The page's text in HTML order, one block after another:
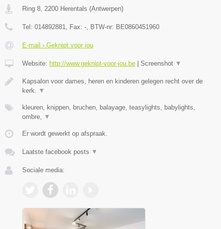
Ring 8 2200 Herentals (Antwerpen)
Tel: 014892881 , Fax: - , BTW-nr: BE0860451960
E-mail › Geknipt voor jou
Website: http://www.geknipt-voor-jou.be | Screenshot ▼
Kapsalon voor dames, heren en kinderen gelegen recht over de
kerk.
▼
kleuren, knippen, bruchen, balayage, teasylights, babylights,
ombre,
▼
Er wordt gewerkt op afspraak.
Laatste facebook posts ▼
Sociale media: